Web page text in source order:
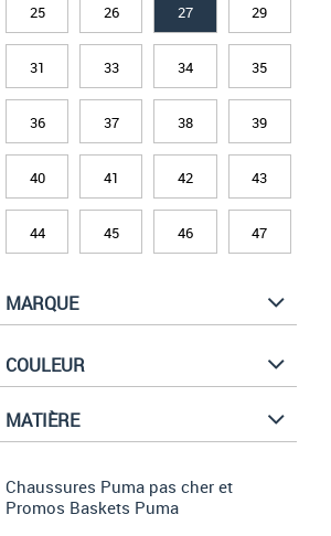
25 26 27 29
31 33 34 35
36 37 38 39
40 41 42 43
44 45 46 47
MARQUE
COULEUR
MATIÈRE
Chaussures Puma pas cher et
Promos Baskets Puma